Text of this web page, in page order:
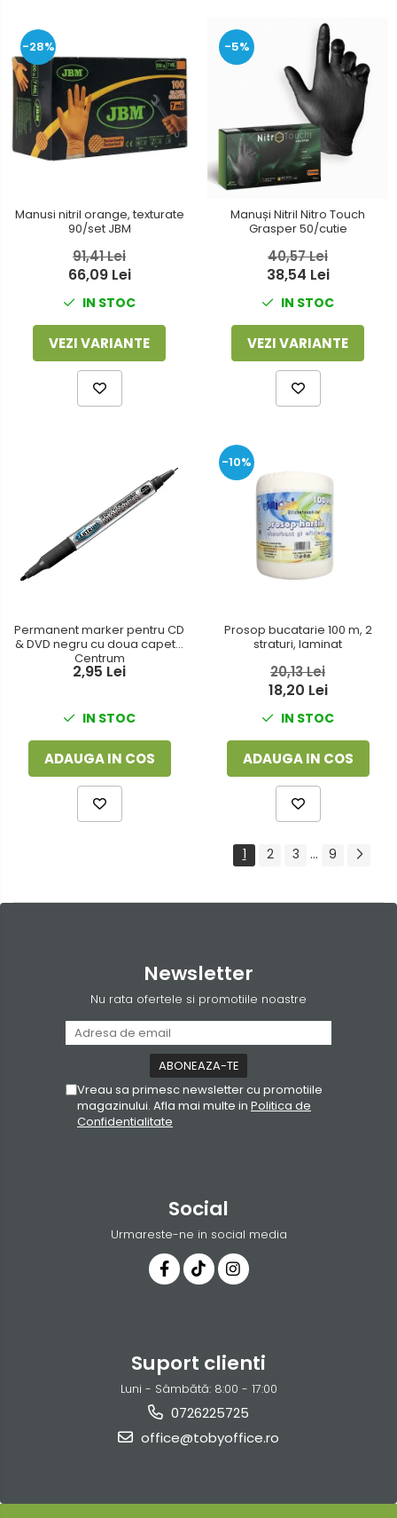
-28%
Manusi nitril orange, texturate
90/set JBM
91,41 Lei
66,09 Lei
IN STOC
VEZI VARIANTE
-5%
Manuși Nitril Nitro Touch
Grasper 50/cutie
40,57 Lei
38,54 Lei
IN STOC
VEZI VARIANTE
Permanent marker pentru CD
& DVD negru cu doua capete
Centrum
2,95 Lei
IN STOC
ADAUGA IN COS
-10%
Prosop bucatarie 100 m, 2
straturi, laminat
20,13 Lei
18,20 Lei
IN STOC
ADAUGA IN COS
1 2 3 ... 9
Newsletter
Nu rata ofertele si promotiile noastre
Vreau sa primesc newsletter cu promotiile
magazinului. Afla mai multe in Politica de
Confidentialitate
Social
Urmareste-ne in social media
Suport clienti
Luni - Sâmbătă: 8:00 - 17:00
0726225725
office@tobyoffice.ro